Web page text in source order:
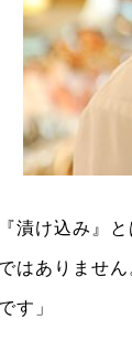
『漬け込み』
はありませ
す」